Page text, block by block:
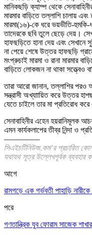
মানিকছড়ি ক্যাম্প থেকে
মারমার বাড়িতে তল্লাশি চালায়
মারমা(১৬)-কে ধরে ভয়ভীতি-হুমকি-
তাদেরকে ছবি তুলে ছেড়ে দেয়।
হাফছড়িতে হানা দেয় এবং সেখানে
না পেয়ে শেষে উত্তর হাফছড়ি
মংপ্রুচাই মারমা ও রানা মারমার
বাড়িতে লোকজন না থাকা সত্ত্বেও
তারা আরো জানান, তল্লাশির পরও
সন্ত্রাসী অখ্যাায়িত করে উত্তর
যেতে চাইলে তার মা প্রতিরোধ করে
সেনাবাহিনীর এহেন হয়রানিমূলক
এমন কার্যকলাপের তীব্র নিন্দা ও
————–
সিএইচটিনিউজ.কম’র প্রচারিত
যথাযথ সূত্র উল্লেখপূর্বক ব্যবহার
আগে
রামগড়ে এক গর্ভবতী পাহাড়ি নারীকে
পরে
গণতান্ত্রিক যুব ফোরাম সাজেক